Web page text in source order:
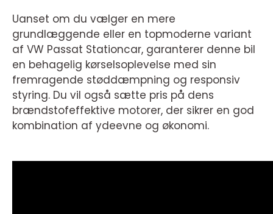
Uanset om du vælger en mere
grundlæggende eller en topmoderne variant
af VW Passat Stationcar, garanterer denne bil
en behagelig kørselsoplevelse med sin
fremragende støddæmpning og responsiv
styring. Du vil også sætte pris på dens
brændstofeffektive motorer, der sikrer en god
kombination af ydeevne og økonomi.